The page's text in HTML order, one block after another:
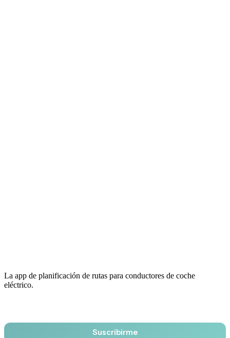
La app de planificación de rutas para conductores de coche
eléctrico.
Suscribirme